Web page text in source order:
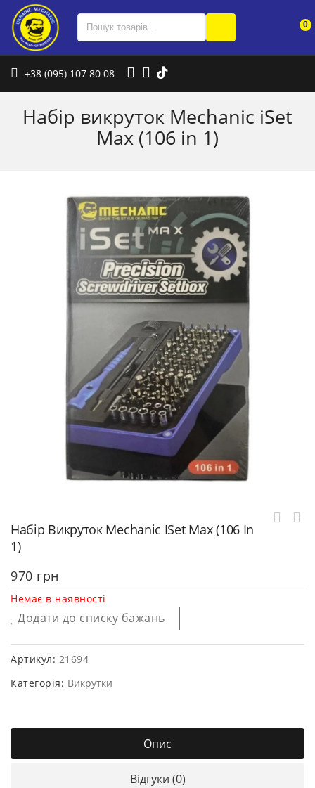
0
+38 (095) 107 80 08
Набір викруток Mechanic iSet
Max (106 in 1)
Набір Викруток Mechanic ISet Max (106 In
1)
970 грн
Немає в наявності
Додати до списку бажань
Артикул: 21694
Категорія: Викрутки
Опис
Відгуки (0)